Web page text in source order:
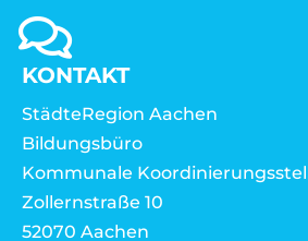
KONTAKT
StädteRegion Aachen
Bildungsbüro
Kommunale
Zollernstraße 10
52070 Aachen